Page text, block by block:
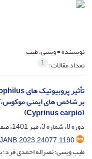
نویسنده =ویسی، طیب
تعداد مقالات: 1
بر شاخص های ایمنی
(Cyprinus carpio)
دوره 8، شماره 3، مهر 1401، صفحه
طیب ویسی؛ نصراله احمدی فرد؛